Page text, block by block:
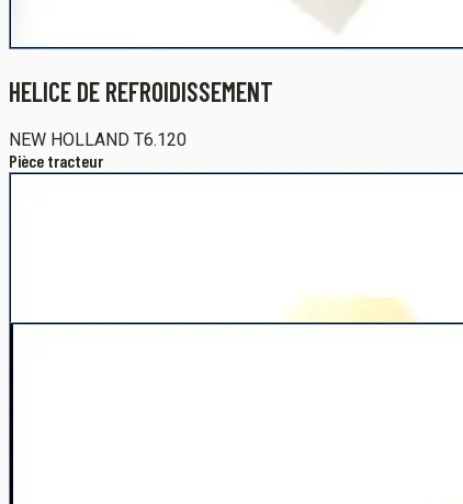
HELICE DE REFROIDISSEMENT
NEW HOLLAND T6.120
Pièce tracteur